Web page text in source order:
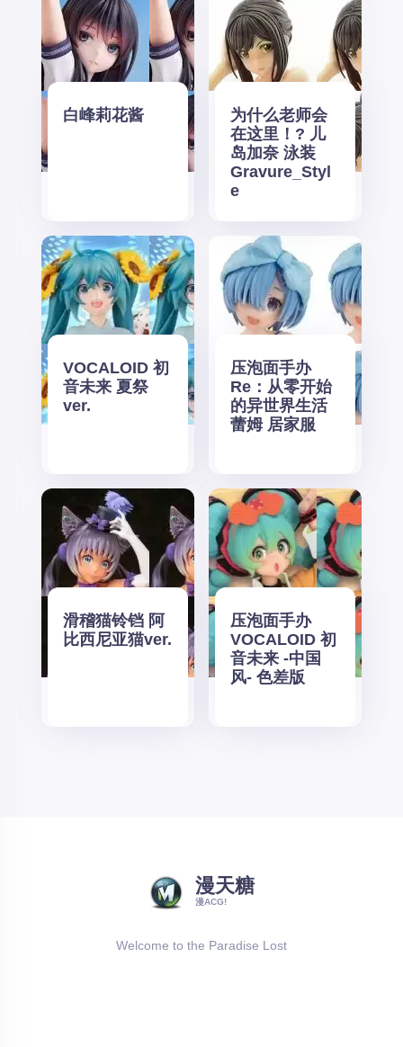
白峰莉花酱
为什么老师会
在这里！? 儿
岛加奈 泳装
Gravure_Styl
e
VOCALOID 初
音未来 夏祭
ver.
压泡面手办
Re：从零开始
的异世界生活
蕾姆 居家服
滑稽猫铃铛 阿
比西尼亚猫ver.
压泡面手办
VOCALOID 初
音未来 -中国
风- 色差版
漫天糖
漫ACG!
Welcome to the Paradise Lost